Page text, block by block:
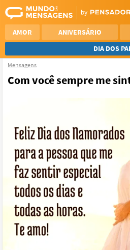
AMOR ANIVERSÁRIO
DIA DOS
REFLEXÃO
Mensagens
Com você sempre me